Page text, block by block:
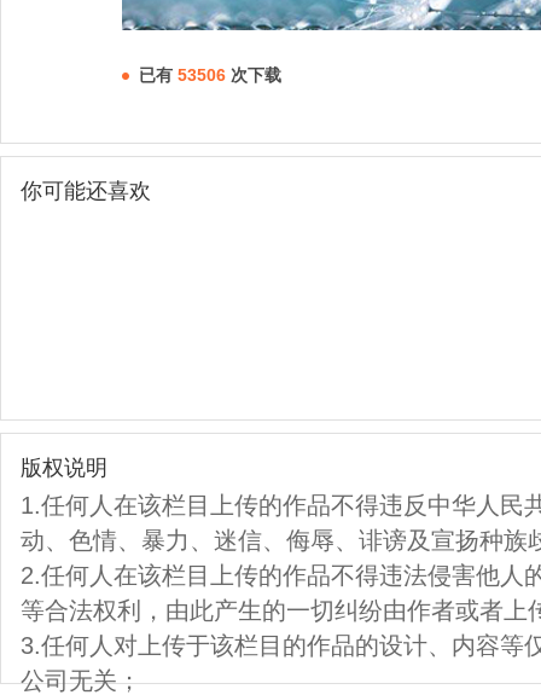
已有 53506 次下载
你可能还喜欢
版权说明
1.任何人在该栏目上传的作品不得违反中华人民
动、色情、暴力、迷信、侮辱、诽谤及宣扬种族
2.任何人在该栏目上传的作品不得违法侵害他人
等合法权利，由此产生的一切纠纷由作者或者上
3.任何人对上传于该栏目的作品的设计、内容等
公司无关；